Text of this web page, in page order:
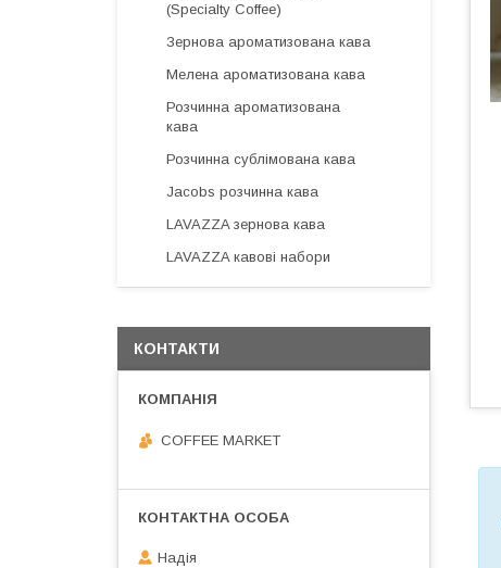
(Specialty Coffee)
Зернова ароматизована кава
Мелена ароматизована кава
Розчинна ароматизована
кава
Розчинна сублімована кава
Jacobs розчинна кава
LAVAZZA зернова кава
LAVAZZA кавові набори
КОНТАКТИ
COFFEE MARKET
Надія